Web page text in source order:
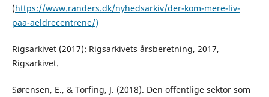
(https://www.randers.dk/nyhedsarkiv/der-kom-mere-liv-
paa-aeldrecentrene/)
Rigsarkivet (2017): Rigsarkivets årsberetning, 2017,
Rigsarkivet.
Sørensen, E., & Torfing, J. (2018). Den offentlige sektor som